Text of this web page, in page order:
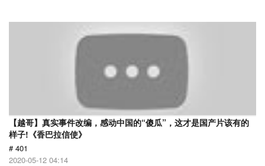
【越哥】真实事件改编，感动中国的“傻瓜”，这才是国产片该有的
样子!《香巴拉信使》
# 401
2020-05-12 04:14